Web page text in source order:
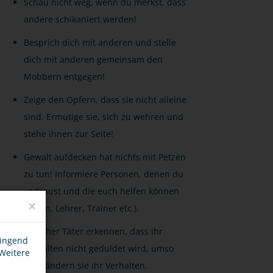
andere schikaniert werden!
Besprich dich mit anderen und stelle
dich mit anderen gemeinsam den
Mobbern entgegen!
Zeige den Opfern, dass sie nicht alleine
sind. Ermutige sie, sich zu wehren und
stehe ihnen zur Seite!
Gewalt aufdecken hat nichts mit Petzen
zu tun! Informiere Personen, denen du
vertraust und die euch helfen können
(Eltern, Lehrer, Trainer etc.).
Je früher Täter erkennen, dass ihr
Verhalten nicht geduldet wird, umso
eher ändern sie ihr Verhalten.
×